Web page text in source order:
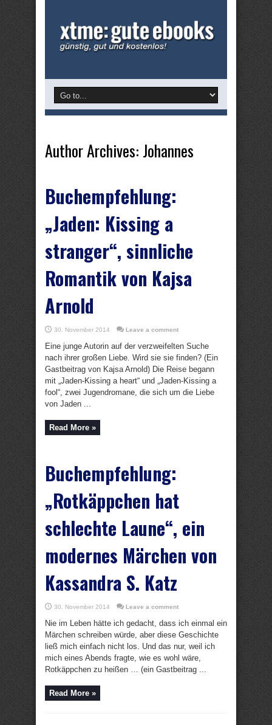
Author Archives: Johannes
Buchempfehlung:
„Jaden: Kissing a
stranger“, sinnliche
Romantik von Kajsa
Arnold
30. November 2014 Leave a comment
Eine junge Autorin auf der verzweifelten Suche
nach ihrer großen Liebe. Wird sie sie finden? (Ein
Gastbeitrag von Kajsa Arnold) Die Reise begann
mit „Jaden-Kissing a heart“ und „Jaden-Kissing a
fool“, zwei Jugendromane, die sich um die Liebe
von Jaden ...
Read More »
Buchempfehlung:
„Rotkäppchen hat
schlechte Laune“, ein
modernes Märchen von
Kassandra S. Katz
30. November 2014 Leave a comment
Nie im Leben hätte ich gedacht, dass ich einmal ein
Märchen schreiben würde, aber diese Geschichte
ließ mich einfach nicht los. Und das nur, weil ich
mich eines Abends fragte, wie es wohl wäre,
Rotkäppchen zu heißen … (ein Gastbeitrag ...
Read More »